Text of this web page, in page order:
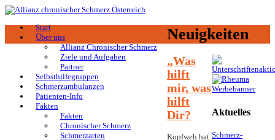
Start
Über uns
Allianz Chronischer Schmerz
Ziele und Aufgaben
Partner
Selbsthilfegruppen
Schmerzambulanzen
Patienten-Info
Fakten
Fakten
Chronischer Schmerz
Schmerzarten
Neuigkeiten
Aktuelles
Schmerz-
„Was
hilft
mir, was
hilft
Dir?
Kopfweh hat